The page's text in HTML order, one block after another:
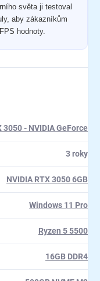
světa ji testoval
aby zákazníkům
hodnoty.
3050 - NVIDIA GeForce
3 roky
NVIDIA RTX 3050 6GB
Windows 11 Pro
Ryzen 5 5500
16GB DDR4